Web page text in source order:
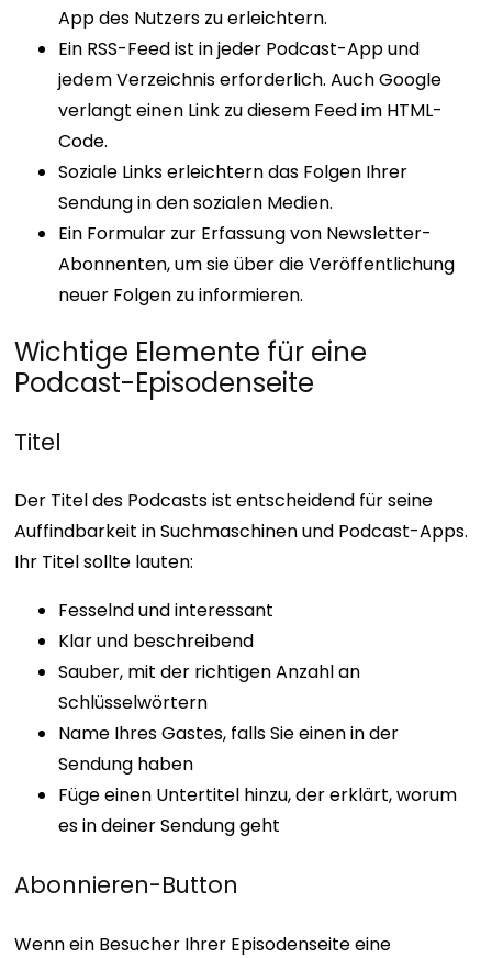
App des Nutzers zu erleichtern.
Ein RSS-Feed ist in jeder Podcast-App und
jedem Verzeichnis erforderlich. Auch Google
verlangt einen Link zu diesem Feed im HTML-
Code.
Soziale Links erleichtern das Folgen Ihrer
Sendung in den sozialen Medien.
Ein Formular zur Erfassung von Newsletter-
Abonnenten, um sie über die Veröffentlichung
neuer Folgen zu informieren.
Wichtige Elemente für eine
Podcast-Episodenseite
Titel
Der Titel des Podcasts ist entscheidend für seine
Auffindbarkeit in Suchmaschinen und Podcast-Apps.
Ihr Titel sollte lauten:
Fesselnd und interessant
Klar und beschreibend
Sauber, mit der richtigen Anzahl an
Schlüsselwörtern
Name Ihres Gastes, falls Sie einen in der
Sendung haben
Füge einen Untertitel hinzu, der erklärt, worum
es in deiner Sendung geht
Abonnieren-Button
Wenn ein Besucher Ihrer Episodenseite eine